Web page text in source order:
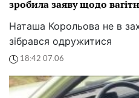
зробила заяву щодо
Наташа Корольова не в
зібрався одружитися
18:42 07.06